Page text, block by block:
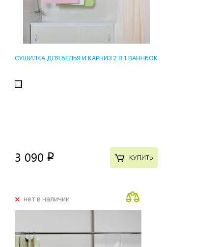
СУШИЛКА ДЛЯ БЕЛЬЯ И КАРНИЗ 2 В 1 ВАННБОК
3 090 p КУПИТЬ
+нет в наличии